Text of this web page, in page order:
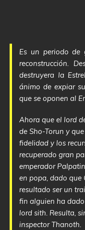
Es un periodo de
reconstrucción.
destruyera la
ánimo de expiar
que se oponen al
Ahora que el lord
de Sho-Torun y
fidelidad y los
recuperado gran
emperador
en popa, dado que
resultado ser un
fin alguien ha
lord sith. Resulta,
inspector Thanoth.